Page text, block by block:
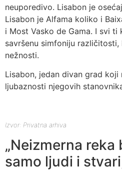
neuporedivo. Lisabon je
Lisabon je Alfama koliko i
i Most Vasko de Gama. I svi
savršenu simfoniju
nežnosti.
Lisabon, jedan divan grad koji
ljubaznosti njegovih
Izvor: Privatna arhiva
„Neizmerna reka
samo ljudi i